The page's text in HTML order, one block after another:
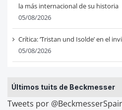
la más internacional de su historia
05/08/2026
Crítica: ‘Tristan und Isolde’ en el
05/08/2026
Últimos tuits de Beckmesser
Tweets por